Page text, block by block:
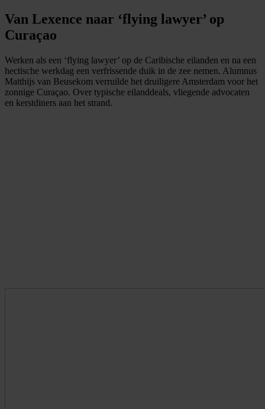
Van Lexence naar ‘flying lawyer’ op
Curaçao
Werken als een ‘flying lawyer’ op de Caribische eilanden en na een
hectische werkdag een verfrissende duik in de zee nemen. Alumnus
Matthijs van Beusekom verruilde het druiligere Amsterdam voor het
zonnige Curaçao. Over typische eilanddeals, vliegende advocaten
en kerstdiners aan het strand.